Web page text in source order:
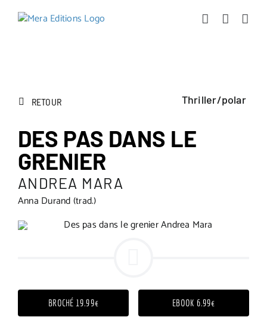
RETOUR Thriller/polar
DES PAS DANS LE
GRENIER
ANDREA MARA
Anna Durand (trad.)
BROCHÉ 19.99€ EBOOK 6.99€